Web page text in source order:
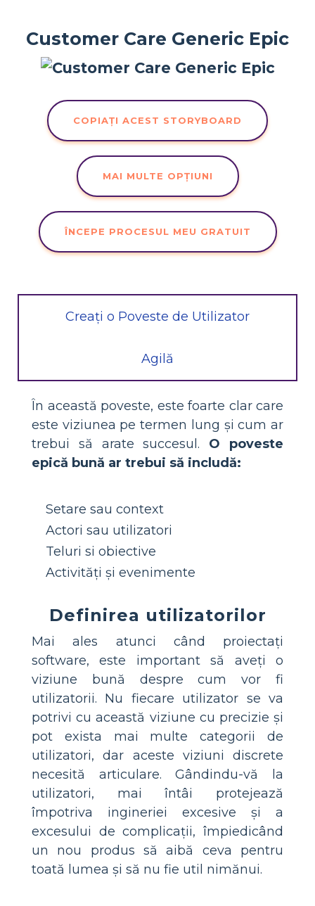
Customer Care Generic Epic
COPIAȚI ACEST STORYBOARD
MAI MULTE OPȚIUNI
ÎNCEPE PROCESUL MEU GRATUIT
Creați o Poveste de Utilizator
Agilă
În această poveste, este foarte clar care
este viziunea pe termen lung și cum ar
trebui să arate succesul. O poveste
epică bună ar trebui să includă:
Setare sau context
Actori sau utilizatori
Teluri si obiective
Activități și evenimente
Definirea utilizatorilor
Mai ales atunci când proiectați
software, este important să aveți o
viziune bună despre cum vor fi
utilizatorii. Nu fiecare utilizator se va
potrivi cu această viziune cu precizie și
pot exista mai multe categorii de
utilizatori, dar aceste viziuni discrete
necesită articulare. Gândindu-vă la
utilizatori, mai întâi protejează
împotriva ingineriei excesive și a
excesului de complicații, împiedicând
un nou produs să aibă ceva pentru
toată lumea și să nu fie util nimănui.